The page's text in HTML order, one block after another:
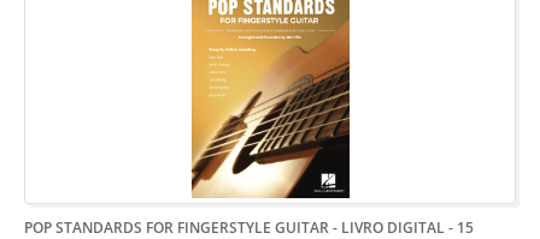
POP STANDARDS FOR FINGERSTYLE GUITAR - LIVRO DIGITAL- 15